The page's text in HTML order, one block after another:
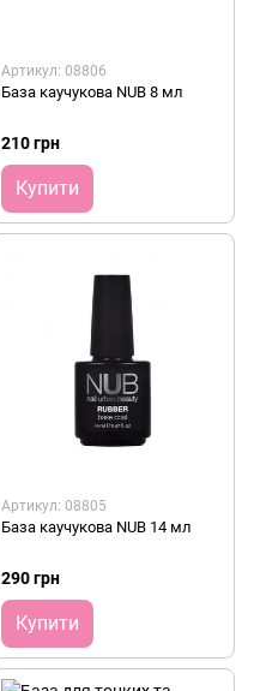
Артикул: 08806
База каучукова NUB 8 мл
210 грн
Купити
Артикул: 08805
База каучукова NUB 14 мл
290 грн
Купити